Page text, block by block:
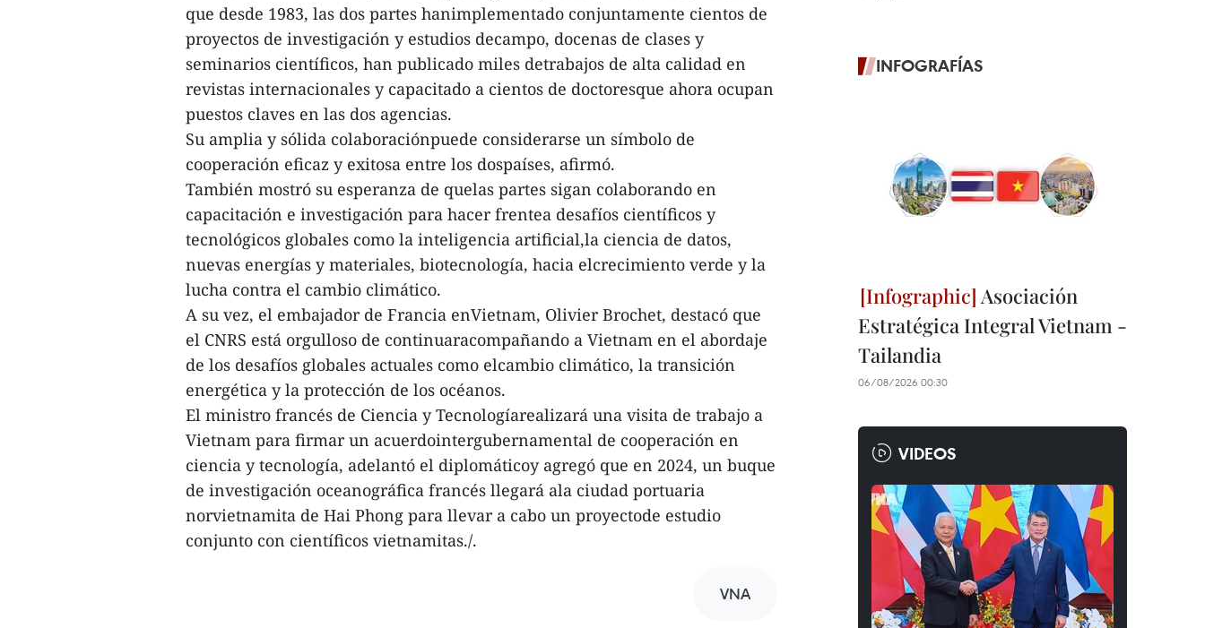
que desde 1983, las dos partes hanimplementado conjuntamente cientos de
proyectos de investigación y estudios decampo, docenas de clases y
seminarios científicos, han publicado miles detrabajos de alta calidad en
revistas internacionales y capacitado a cientos de doctoresque ahora ocupan
puestos claves en las dos agencias.
Su amplia y sólida colaboraciónpuede considerarse un símbolo de
cooperación eficaz y exitosa entre los dospaíses, afirmó.
También mostró su esperanza de quelas partes sigan colaborando en
capacitación e investigación para hacer frentea desafíos científicos y
tecnológicos globales como la inteligencia artificial,la ciencia de datos,
nuevas energías y materiales, biotecnología, hacia elcrecimiento verde y la
lucha contra el cambio climático.
A su vez, el embajador de Francia enVietnam, Olivier Brochet, destacó que
el CNRS está orgulloso de continuaracompañando a Vietnam en el abordaje
de los desafíos globales actuales como elcambio climático, la transición
energética y la protección de los océanos.
El ministro francés de Ciencia y Tecnologíarealizará una visita de trabajo a
Vietnam para firmar un acuerdointergubernamental de cooperación en
ciencia y tecnología, adelantó el diplomáticoy agregó que en 2024, un buque
de investigación oceanográfica francés llegará ala ciudad portuaria
norvietnamita de Hai Phong para llevar a cabo un proyectode estudio
conjunto con científicos vietnamitas./.
VNA
INFOGRAFÍAS
Asociación
Estratégica Integral Vietnam -
Tailandia
06/08/2026 00:30
VIDEOS